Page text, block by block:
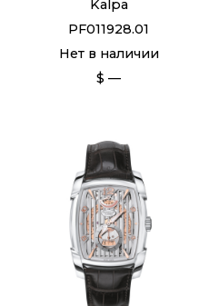
Kalpa
PF011928.01
Нет в наличии
$ —